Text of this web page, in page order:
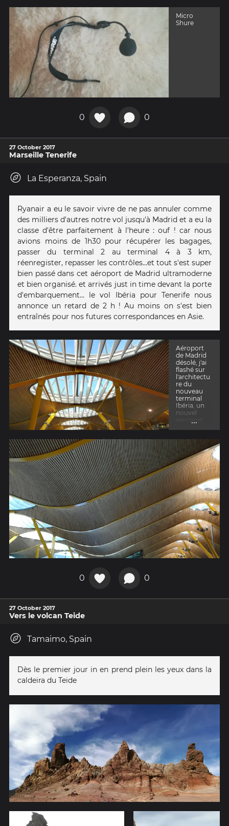
Micro
Shure
0 0
27 October 2017
Marseille Tenerife
La Esperanza, Spain
Ryanair a eu le savoir vivre de ne pas annuler comme
des milliers d'autres notre vol jusqu'à Madrid et a eu la
classe d'être parfaitement à l'heure : ouf ! car nous
avions moins de 1h30 pour récupérer les bagages,
passer du terminal 2 au terminal 4 à 3 km,
réenregister, repasser les contrôles...et tout s'est super
bien passé dans cet aéroport de Madrid ultramoderne
et bien organisé. et arrivés just in time devant la porte
d'embarquement... le vol Ibéria pour Tenerife nous
annonce un retard de 2 h ! Au moins on s'est bien
entraînés pour nos futures correspondances en Asie.
Aéroport
de Madrid
désolé, j'ai
flashé sur
l'architectu
re du
nouveau
terminal
Ibéria, un
nouvel
...
0 0
27 October 2017
Vers le volcan Teide
Tamaimo, Spain
Dès le premier jour in en prend plein les yeux dans la
caldeira du Teide